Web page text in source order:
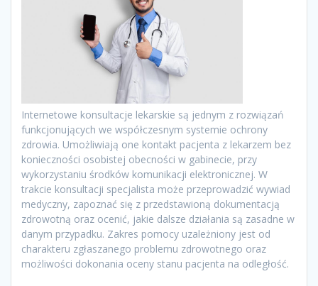
Internetowe konsultacje lekarskie są jednym z rozwiązań
funkcjonujących we współczesnym systemie ochrony
zdrowia. Umożliwiają one kontakt pacjenta z lekarzem bez
konieczności osobistej obecności w gabinecie, przy
wykorzystaniu środków komunikacji elektronicznej. W
trakcie konsultacji specjalista może przeprowadzić wywiad
medyczny, zapoznać się z przedstawioną dokumentacją
zdrowotną oraz ocenić, jakie dalsze działania są zasadne w
danym przypadku. Zakres pomocy uzależniony jest od
charakteru zgłaszanego problemu zdrowotnego oraz
możliwości dokonania oceny stanu pacjenta na odległość.